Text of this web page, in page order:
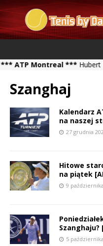
Montreal ***Hubert
Szanghaj
Kalendarz
na naszej
27 grudnia
Hitowe
na piątek
9
Szanghaju?
5